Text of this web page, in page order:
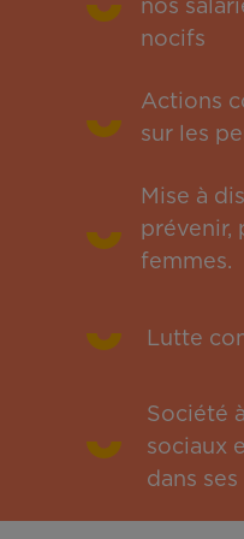
nos
nocifs
Actions
sur les
Mise à
prévenir,
femmes.
Lutte
Société
sociaux
dans